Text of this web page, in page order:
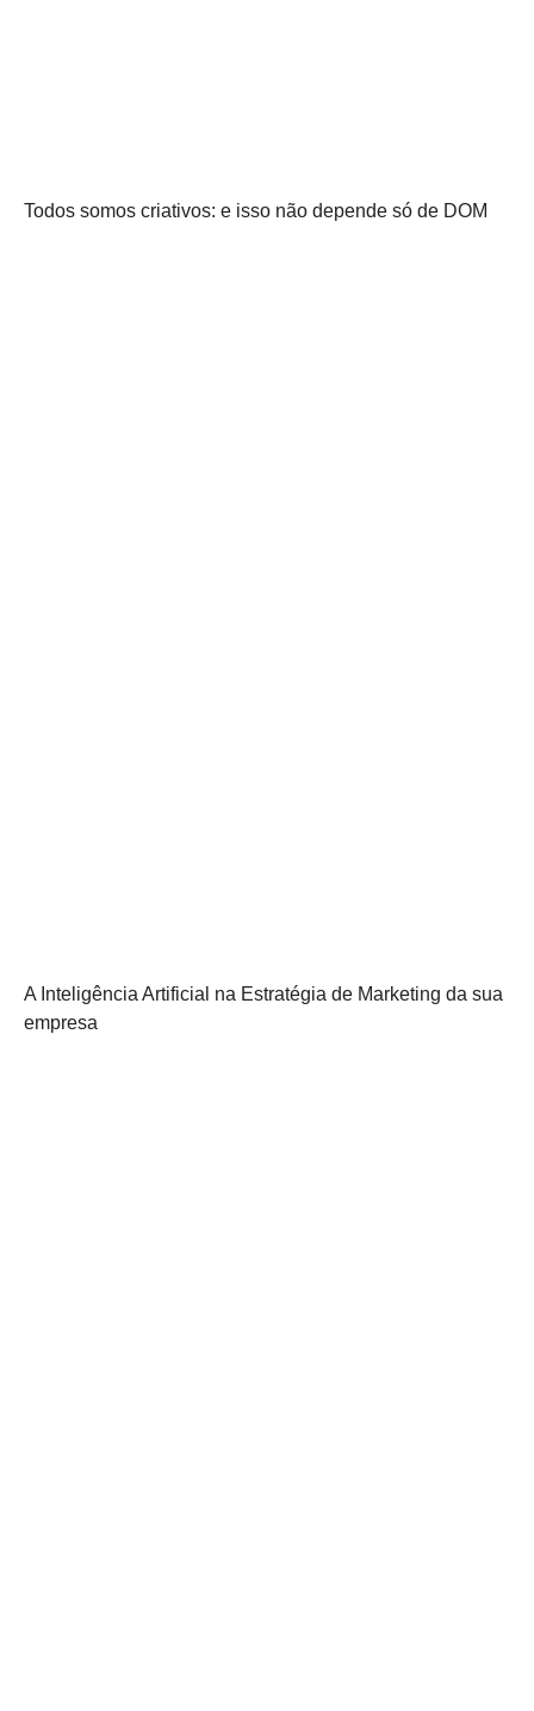
Todos somos criativos: e isso não depende só de DOM
A Inteligência Artificial na Estratégia de Marketing da sua
empresa